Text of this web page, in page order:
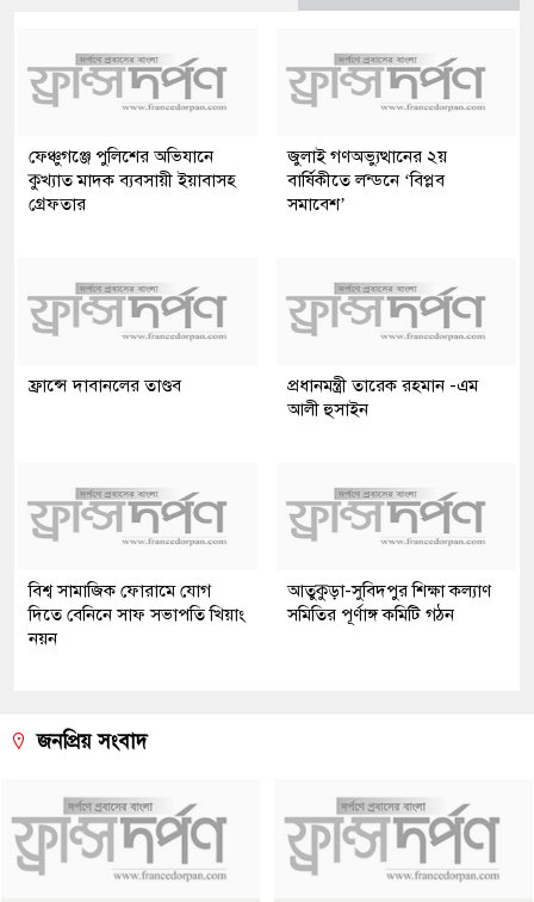
ফেঞ্চুগঞ্জে পুলিশের অভিযানে
কুখ্যাত মাদক ব্যবসায়ী ইয়াবাসহ
গ্রেফতার
জুলাই গণঅভ্যুত্থানের ২য়
বার্ষিকীতে লন্ডনে ‘বিপ্লব
সমাবেশ’
ফ্রান্সে দাবানলের তাণ্ডব
প্রধানমন্ত্রী তারেক রহমান -এম
আলী হুসাইন
বিশ্ব সামাজিক ফোরামে যোগ
দিতে বেনিনে সাফ সভাপতি খিয়াং
নয়ন
আতুকুড়া-সুবিদপুর শিক্ষা কল্যাণ
সমিতির পূর্ণাঙ্গ কমিটি গঠন
জনপ্রিয় সংবাদ